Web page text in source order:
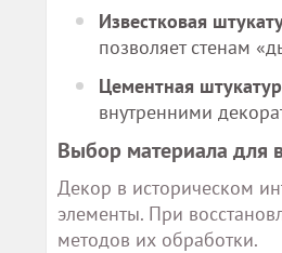
Известковая
позволяет стенам
Цементная
внутренними
Выбор материала для
Декор в историческом
элементы. При
методов их обработки.